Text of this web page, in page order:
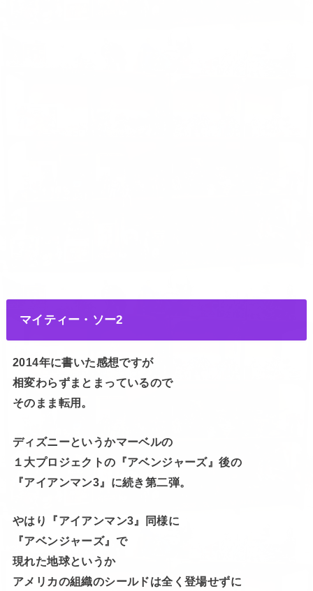
マイティー・ソー2
2014年に書いた感想ですが
相変わらずまとまっているので
そのまま転用。
ディズニーというかマーベルの
１大プロジェクトの『アベンジャーズ』後の
『アイアンマン3』に続き第二弾。
やはり『アイアンマン3』同様に
『アベンジャーズ』で
現れた地球というか
アメリカの組織のシールドは全く登場せずに